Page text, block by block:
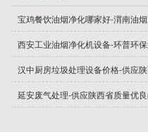
宝鸡餐饮油烟净化哪家好-渭南油
西安工业油烟净化机设备-环普环
汉中厨房垃圾处理设备价格-供应
延安废气处理-供应陕西省质量优